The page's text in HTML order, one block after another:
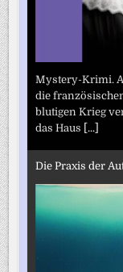
Mystery-Krimi.
die
blutigen Krieg
das Haus [...]
Die Praxis der